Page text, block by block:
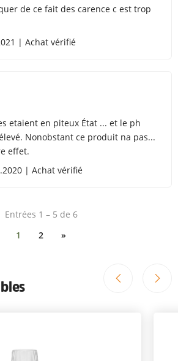
de ce fait des carence c est trop
| Achat vérifié
etaient en piteux État ... et le ph
Nonobstant ce produit na pas...
effet.
| Achat vérifié
Entrées 1 – 5 de 6
1
2 »